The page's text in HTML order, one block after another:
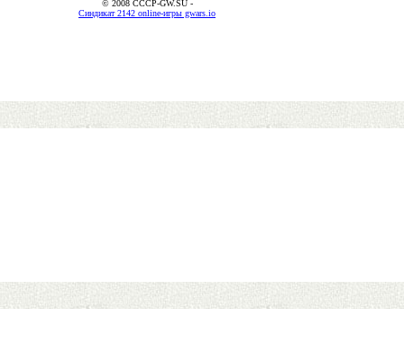
© 2008 CCCP-GW.SU -
Синдикат 2142 online-игры gwars.io